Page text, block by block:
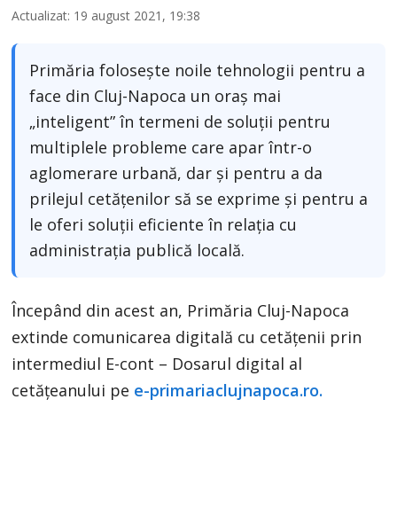
Actualizat: 19 august 2021, 19:38
Primăria folosește noile tehnologii pentru a
face din Cluj-Napoca un oraş mai
„inteligent” în termeni de soluţii pentru
multiplele probleme care apar într-o
aglomerare urbană, dar şi pentru a da
prilejul cetăţenilor să se exprime şi pentru a
le oferi soluţii eficiente în relația cu
administrația publică locală.
Începând din acest an, Primăria Cluj-Napoca
extinde comunicarea digitală cu cetățenii prin
intermediul E-cont – Dosarul digital al
cetățeanului pe e-primariaclujnapoca.ro.